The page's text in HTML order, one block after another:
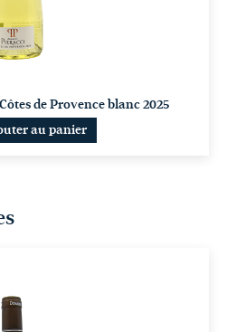
de Provence blanc 2025
au panier